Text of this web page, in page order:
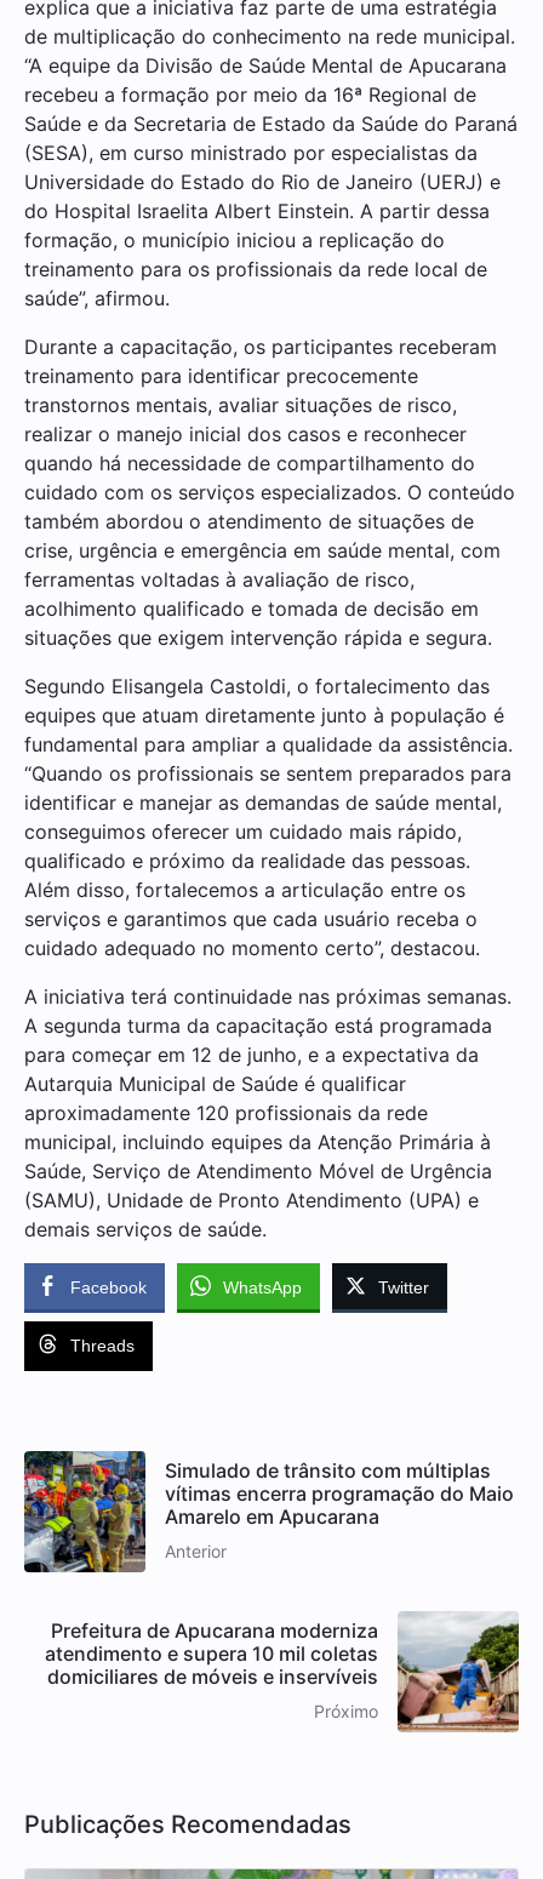
explica que a iniciativa faz parte de uma estratégia
de multiplicação do conhecimento na rede municipal.
“A equipe da Divisão de Saúde Mental de Apucarana
recebeu a formação por meio da 16ª Regional de
Saúde e da Secretaria de Estado da Saúde do Paraná
(SESA), em curso ministrado por especialistas da
Universidade do Estado do Rio de Janeiro (UERJ) e
do Hospital Israelita Albert Einstein. A partir dessa
formação, o município iniciou a replicação do
treinamento para os profissionais da rede local de
saúde”, afirmou.
Durante a capacitação, os participantes receberam
treinamento para identificar precocemente
transtornos mentais, avaliar situações de risco,
realizar o manejo inicial dos casos e reconhecer
quando há necessidade de compartilhamento do
cuidado com os serviços especializados. O conteúdo
também abordou o atendimento de situações de
crise, urgência e emergência em saúde mental, com
ferramentas voltadas à avaliação de risco,
acolhimento qualificado e tomada de decisão em
situações que exigem intervenção rápida e segura.
Segundo Elisangela Castoldi, o fortalecimento das
equipes que atuam diretamente junto à população é
fundamental para ampliar a qualidade da assistência.
“Quando os profissionais se sentem preparados para
identificar e manejar as demandas de saúde mental,
conseguimos oferecer um cuidado mais rápido,
qualificado e próximo da realidade das pessoas.
Além disso, fortalecemos a articulação entre os
serviços e garantimos que cada usuário receba o
cuidado adequado no momento certo”, destacou.
A iniciativa terá continuidade nas próximas semanas.
A segunda turma da capacitação está programada
para começar em 12 de junho, e a expectativa da
Autarquia Municipal de Saúde é qualificar
aproximadamente 120 profissionais da rede
municipal, incluindo equipes da Atenção Primária à
Saúde, Serviço de Atendimento Móvel de Urgência
(SAMU), Unidade de Pronto Atendimento (UPA) e
demais serviços de saúde.
Facebook WhatsApp Twitter
Threads
Simulado de trânsito com múltiplas
vítimas encerra programação do Maio
Amarelo em Apucarana
Anterior
Prefeitura de Apucarana moderniza
atendimento e supera 10 mil coletas
domiciliares de móveis e inservíveis
Próximo
Publicações Recomendadas